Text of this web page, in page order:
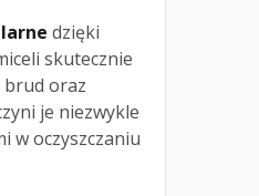
dzięki
skutecznie
brud oraz
je niezwykle
w oczyszczaniu